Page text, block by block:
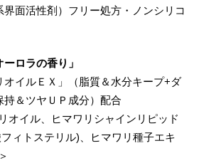
面活性剤）フリー処方・ノンシリコ
ロラの香り」
イルＥＸ」（脂質＆水分キープ+ダ
持＆ツヤＵＰ成分）配合
オイル、ヒマワリシャインリピッド
ィトステリル)、ヒマワリ種子エキ